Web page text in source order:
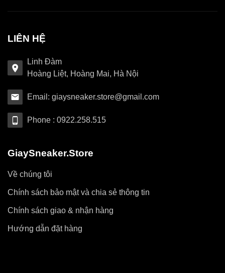
LIÊN HỆ
Linh Đàm
Hoàng Liệt, Hoàng Mai, Hà Nội
Email: giaysneaker.store@gmail.com
Phone : 0922.258.515
GiaySneaker.Store
Về chúng tôi
Chính sách bảo mật và chia sẻ thông tin
Chính sách giao & nhận hàng
Hướng dẫn đặt hàng